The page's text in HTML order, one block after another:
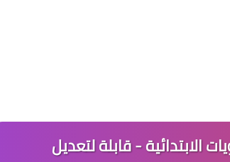
الابتدائية - قابلة لتعديل